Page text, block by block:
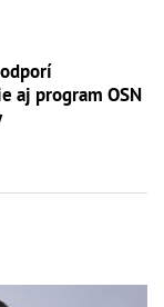
aj program OSN